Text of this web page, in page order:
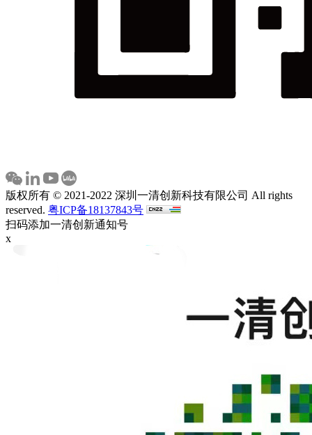
版权所有 © 2021-2022 深圳一清创新科技有限公司 All rights
reserved. 粤ICP备18137843号
扫码添加一清创新通知号
x